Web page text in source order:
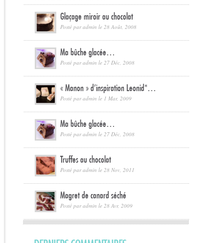
Glaçage miroir au chocolat
Posté paradmin le 28 Août, 2008
Ma bûche glacée…
Posté paradmin le 27 Déc, 2008
« Manon » d’inspiration Leonid*…
Posté paradmin le 1 Mar, 2009
Ma bûche glacée…
Posté paradmin le 27 Déc, 2008
Truffes au chocolat
Posté paradmin le 28 Nov, 2011
Magret de canard séché
Posté paradmin le 28 Avr, 2009